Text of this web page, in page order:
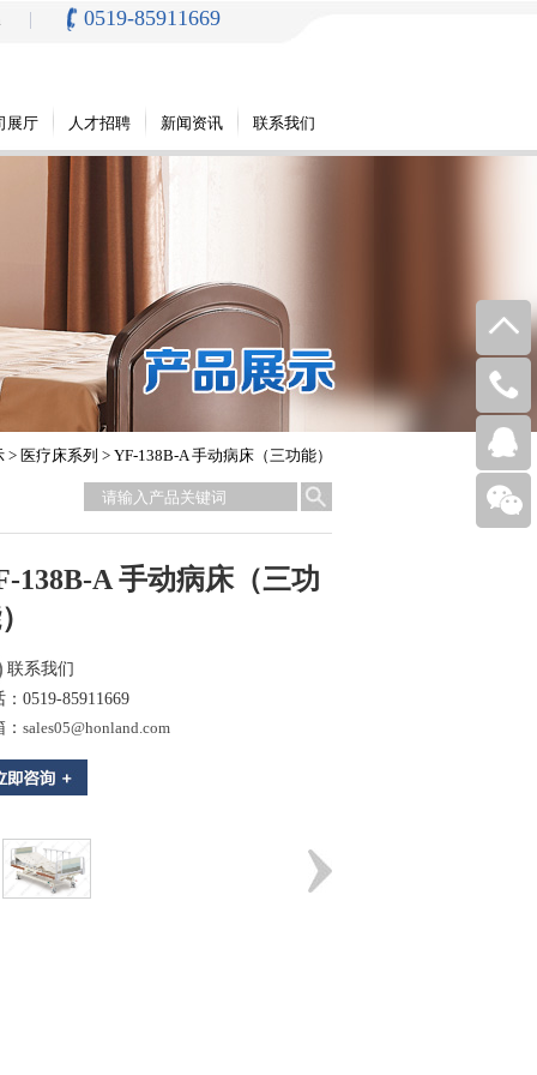
0519-85911669
展厅 人才招聘 新闻资讯 联系我们
> 医疗床系列 > YF-138B-A 手动病床（三功能）
138B-A 手动病床（三功
联系我们
：0519-85911669
sales05@honland.com
0519-